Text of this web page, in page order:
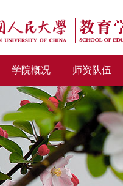
学院概况 师资队伍